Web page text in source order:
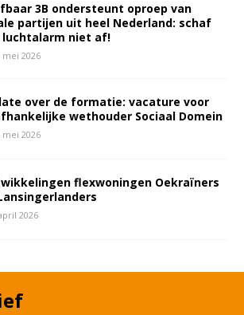
3B ondersteunt oproep van
partijen uit heel Nederland: schaf
luchtalarm niet af!
mei 2026
over de formatie: vacature voor
wethouder Sociaal Domein
mei 2026
flexwoningen Oekraïners
2026